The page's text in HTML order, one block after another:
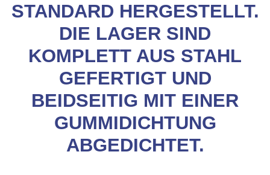
STANDARD HERGESTELLT.
DIE LAGER SIND
KOMPLETT AUS STAHL
GEFERTIGT UND
BEIDSEITIG MIT EINER
GUMMIDICHTUNG
ABGEDICHTET.